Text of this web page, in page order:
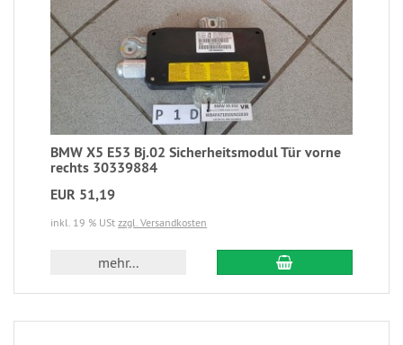
BMW X5 E53 Bj.02 Sicherheitsmodul Tür vorne
rechts 30339884
EUR 51,19
inkl. 19 % USt zzgl. Versandkosten
mehr...